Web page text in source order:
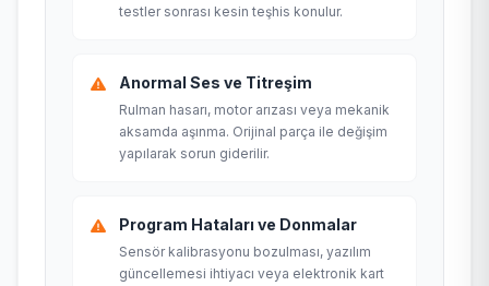
testler sonrası kesin teşhis konulur.
Anormal Ses ve Titreşim
Rulman hasarı, motor arızası veya mekanik
aksamda aşınma. Orijinal parça ile değişim
yapılarak sorun giderilir.
Program Hataları ve Donmalar
Sensör kalibrasyonu bozulması, yazılım
güncellemesi ihtiyacı veya elektronik kart